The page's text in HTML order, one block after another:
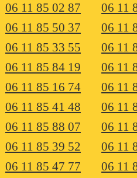
06 11 85 02 87
06 11
06 11 85 50 37
06 11
06 11 85 33 55
06 11
06 11 85 84 19
06 11
06 11 85 16 74
06 11
06 11 85 41 48
06 11
06 11 85 88 07
06 11
06 11 85 39 52
06 11
06 11 85 47 77
06 11